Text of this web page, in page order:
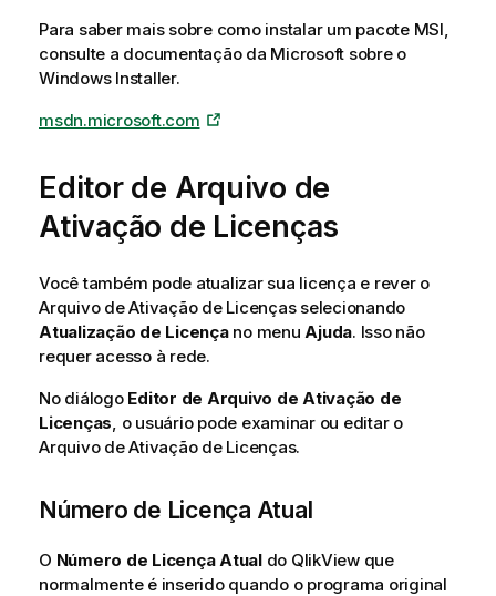
Para saber mais sobre como instalar um pacote MSI,
consulte a documentação da Microsoft sobre o
Windows Installer.
msdn.microsoft.com
Editor de Arquivo de
Ativação de Licenças
Você também pode atualizar sua licença e rever o
Arquivo de Ativação de Licenças selecionando
Atualização de Licençano menu Ajuda. Isso não
requer acesso à rede.
No diálogo Editor de Arquivo de Ativação de
Licenças , o usuário pode examinar ou editar o
Arquivo de Ativação de Licenças.
Número de Licença Atual
O Número de Licença Atualdo QlikView que
normalmente é inserido quando o programa original